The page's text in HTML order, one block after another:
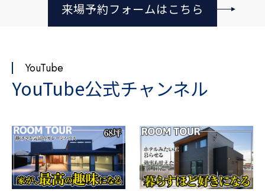
来場予約フォームはこちら
YouTube
YouTube公式チャンネル